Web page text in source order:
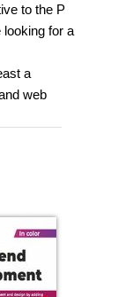
to the P
looking for a
a
web